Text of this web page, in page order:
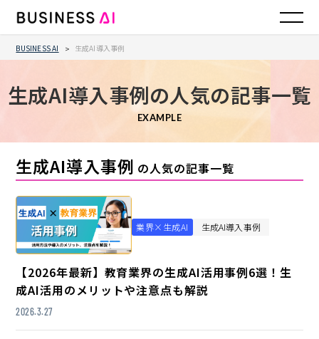
BUSINESS AI > 生成AI導入事例
生成AI導入事例の人気の記事一覧
EXAMPLE
生成AI導入事例 の人気の記事一覧
業界×生成AI 生成AI導入事例
【2026年最新】教育業界の生成AI活用事例6選！生
成AI活用のメリットや注意点も解説
2026.3.27